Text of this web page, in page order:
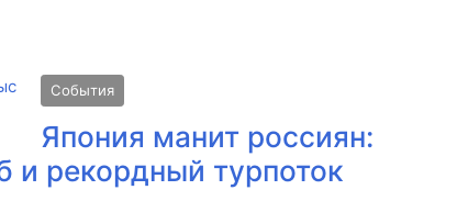
События
Япония манит россиян:
и рекордный турпоток